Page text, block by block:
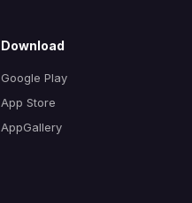
Download
Google Play
App Store
AppGallery